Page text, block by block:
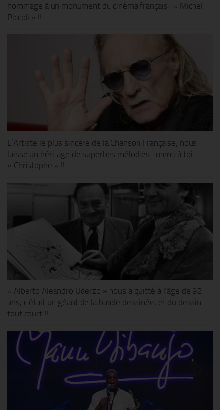
hommage à un monument du cinéma français : « Michel
Piccoli » !!
L’Artiste le plus sincère de la Chanson Française, nous
laisse un héritage de superbes mélodies…merci à toi
« Christophe » !!
« Alberto Aleandro Uderzo » nous a quitté à l’âge de 92
ans, c’était un géant de la bande dessinée, et du dessin
tout court !!